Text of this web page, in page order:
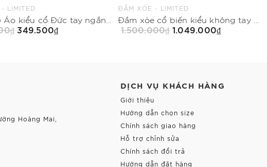
LIMITED
349.500₫
ĐẦM XÒE - LIMITED
1.500.000₫ 1.049.000₫
Hoàng Mai,
DỊCH VỤ KHÁCH HÀNG
Giới thiệu
Hướng dẫn chọn size
Chính sách giao hàng
Hỗ trợ chỉnh sửa
Chính sách đổi trả
Hướng dẫn đặt hàng